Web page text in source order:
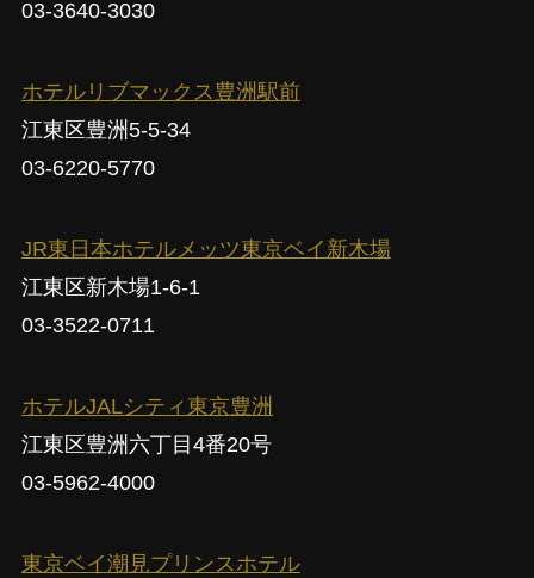
03-3640-3030
ホテルリブマックス豊洲駅前
江東区豊洲5-5-34
03-6220-5770
JR東日本ホテルメッツ東京ベイ新木場
江東区新木場1-6-1
03-3522-0711
ホテルJALシティ東京豊洲
江東区豊洲六丁目4番20号
03-5962-4000
東京ベイ潮見プリンスホテル